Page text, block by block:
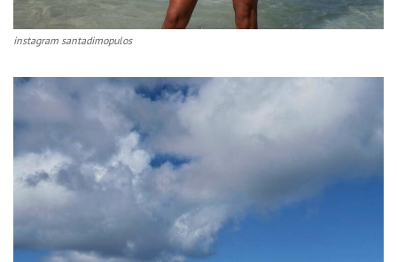
instagram santadimopulos